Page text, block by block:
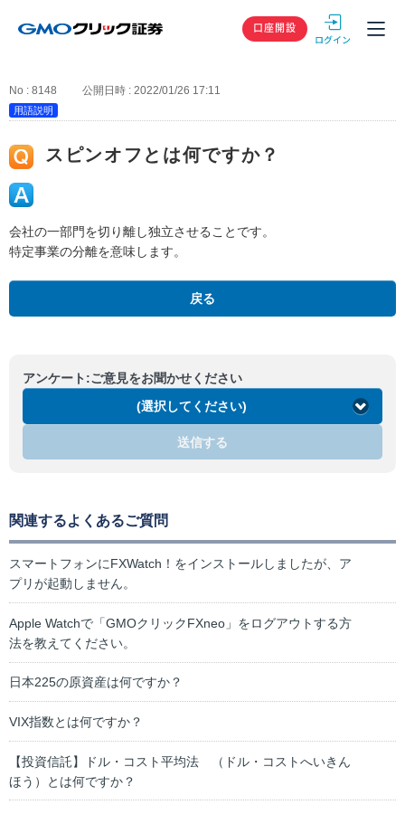
GMOクリック
口座開設
No : 8148 公開日時 : 2022/01/26 17:11
用語説明
スピンオフとは何ですか？
会社の一部門を切り離し独立させることです。
特定事業の分離を意味します。
戻る
アンケート:ご意見をお聞かせください
(選択してください)
送信する
関連するよくあるご質問
スマートフォンにFXWatch！をインストールしましたが、ア
プリが起動しません。
Apple Watchで「GMOクリックFXneo」をログアウトする方
法を教えてください。
日本225の原資産は何ですか？
VIX指数とは何ですか？
【投資信託】ドル・コスト平均法 （ドル・コストへいきん
ほう）とは何ですか？